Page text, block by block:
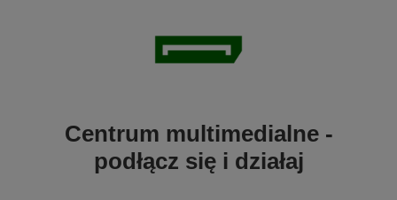
Centrum multimedialne -
podłącz się i działaj